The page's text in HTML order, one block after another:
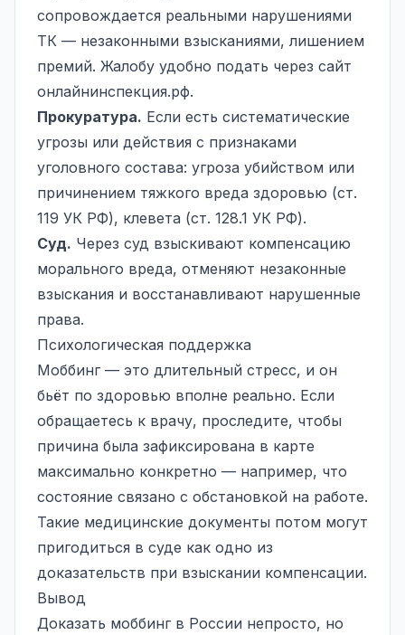
сопровождается реальными нарушениями
ТК — незаконными взысканиями, лишением
премий. Жалобу удобно подать через сайт
онлайнинспекция.рф.
Прокуратура. Если есть систематические
угрозы или действия с признаками
уголовного состава: угроза убийством или
причинением тяжкого вреда здоровью (ст.
119 УК РФ), клевета (ст. 128.1 УК РФ).
Суд. Через суд взыскивают компенсацию
морального вреда, отменяют незаконные
взыскания и восстанавливают нарушенные
права.
Психологическая поддержка
Моббинг — это длительный стресс, и он
бьёт по здоровью вполне реально. Если
обращаетесь к врачу, проследите, чтобы
причина была зафиксирована в карте
максимально конкретно — например, что
состояние связано с обстановкой на работе.
Такие медицинские документы потом могут
пригодиться в суде как одно из
доказательств при взыскании компенсации.
Вывод
Доказать моббинг в России непросто, но